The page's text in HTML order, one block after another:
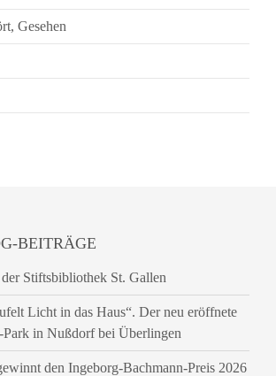
Gesehen
BEITRÄGE
Stiftsbibliothek St. Gallen
Licht in das Haus“. Der neu eröffnete
in Nußdorf bei Überlingen
den Ingeborg-Bachmann-Preis 2026